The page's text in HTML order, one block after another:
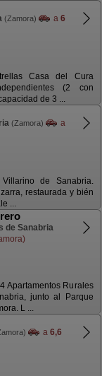
(Zamora) a 6
Casa del Cura
(2 con
de 3 ...
(Zamora)
a
de Sanabria.
restaurada y bién
...
de Sanabria
Apartamentos Rurales
junto al Parque
L ...
a 6,6